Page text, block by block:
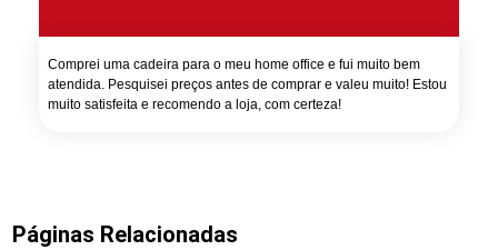
Comprei uma cadeira para o meu home office e fui muito bem
atendida. Pesquisei preços antes de comprar e valeu muito! Estou
muito satisfeita e recomendo a loja, com certeza!
Páginas Relacionadas